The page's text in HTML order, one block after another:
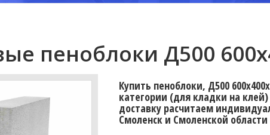
пеноблоки Д500
Купить пеноблоки, Д500
категории (для кладки на
доставку расчитаем
Смоленск и Смоленской области